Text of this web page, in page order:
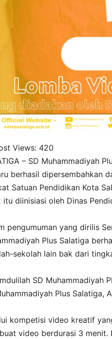
Views: 420
– SD Muhammadiyah
berhasil dipersembahkan
Satuan Pendidikan Kota
itu diinisiasi oleh Dinas
pengumuman yang dirilis
Plus Salatiga
sekolah lain bak dari
SD Muhammadiyah
Plus Salatiga,
kompetisi video kreatif
video berdurasi 3